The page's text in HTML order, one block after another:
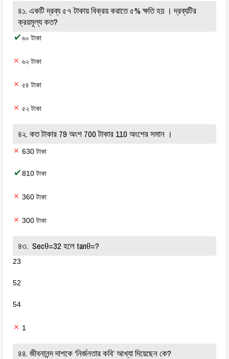
৪১. একটি দ্রব্য ৫৭ টাকায় বিক্রয় করাতে ৫% ক্ষতি হয় । দ্রব্যটির
ক্রয়মূল্য কত?
৬০ টাকা
৬২ টাকা
৫৪ টাকা
৫২ টাকা
৪২. কত টাকার 79 অংশ 700 টাকার 110 অংশের সমান ।
630 টাকা
810 টাকা
360 টাকা
300 টাকা
৪৩. Secθ=32 হলে tanθ=?
23
52
54
1
৪৪. জীবনানন্দ দাশকে ‘নির্জনতার কবি’ আখ্যা দিয়েছেন কে?